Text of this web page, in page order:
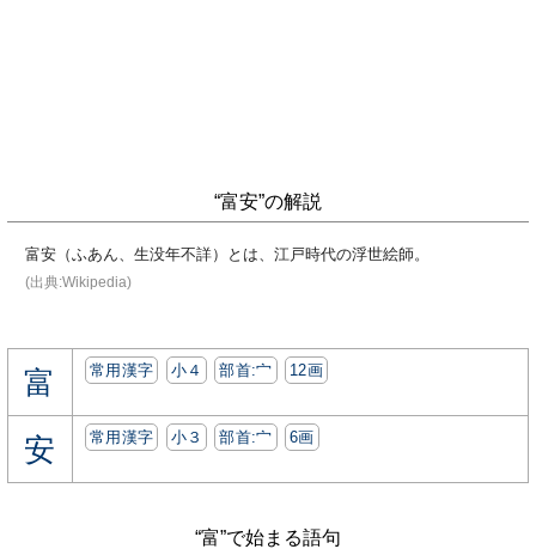
“富安”の解説
富安（ふあん、生没年不詳）とは、江戸時代の浮世絵師。
(出典:Wikipedia)
富 常用漢字 小４ 部首:⼧ 12画
安 常用漢字 小３ 部首:⼧ 6画
“富”で始まる語句